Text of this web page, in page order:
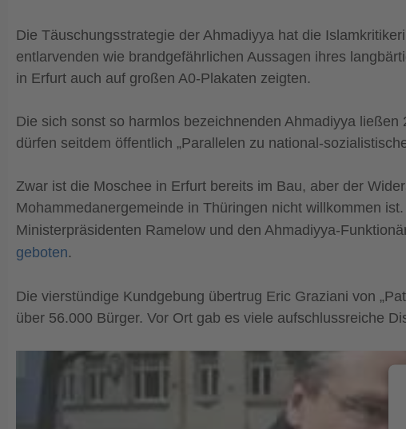
Die Täuschungsstrategie der Ahmadiyya hat die
entlarvenden wie brandgefährlichen Aussagen ihres
in Erfurt auch auf großen A0-Plakaten zeigten.
Die sich sonst so harmlos bezeichnenden Ahmadiyya
dürfen seitdem öffentlich „Parallelen zu national-
Zwar ist die Moschee in Erfurt bereits im Bau, aber der
Mohammedanergemeinde in Thüringen nicht willkommen
Ministerpräsidenten Ramelow und den Ahmadiyya-
geboten.
Die vierstündige Kundgebung übertrug Eric Graziani von
über 56.000 Bürger. Vor Ort gab es viele aufschlussreiche